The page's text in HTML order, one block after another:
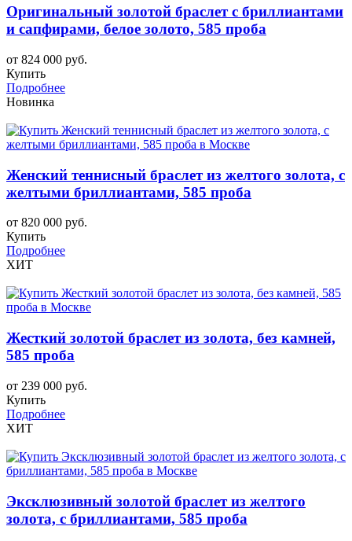
Оригинальный золотой браслет с бриллиантами
и сапфирами, белое золото, 585 проба
от 824 000 руб.
Купить
Подробнее
Новинка
Женский теннисный браслет из желтого золота, с
желтыми бриллиантами, 585 проба
от 820 000 руб.
Купить
Подробнее
ХИТ
Жесткий золотой браслет из золота, без камней,
585 проба
от 239 000 руб.
Купить
Подробнее
ХИТ
Эксклюзивный золотой браслет из желтого
золота, с бриллиантами, 585 проба